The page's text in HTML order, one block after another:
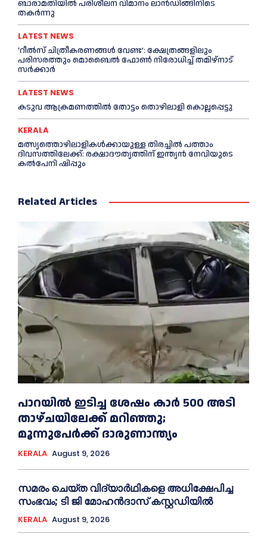
ബാരാമതിയില്‍ പരിശീലന വിമാനം ലാന്‍ഡിങ്ങിനിടെ
തകര്‍ന്നു
LATEST NEWS
‘റീല്‍സ് ചിത്രീകരണങ്ങള്‍ വേണ്ട’: ക്ഷേത്രങ്ങളിലും
പരിസരത്തും മൊബൈല്‍ ഫോണ്‍ നിരോധിച്ച്‌ തമിഴ്നാട്
സര്‍ക്കാര്‍
LATEST NEWS
കടുവ ആക്രമണത്തില്‍ തോട്ടം തൊഴിലാളി കൊല്ലപ്പെട്ടു
KERALA
മത്സ്യത്തൊഴിലാളികള്‍ക്കായുള്ള തിരച്ചില്‍ പത്താം
ദിവസത്തിലേക്ക്: രക്ഷാദൗത്യത്തിന് ഇന്ത്യൻ നേവിയുടെ
കല്‍പേനി ഷിപ്പും
Related Articles
പാറയിൽ ഇടിച്ച ശേഷം കാർ 500 അടി
താഴ്ചയിലേക്ക് മറിഞ്ഞു;
മൂന്നുപേർക്ക് ദാരുണാന്ത്യം
KERALA August 9, 2026
സമരം ചെയ്ത വിദ്യാര്‍ഥികളെ അധിക്ഷേപിച്ച
സംഭവം; ടി ജി മോഹന്‍ദാസ് കസ്റ്റഡിയിൽ
KERALA August 9, 2026